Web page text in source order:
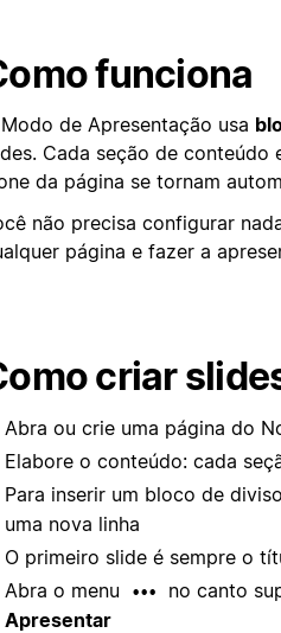
funciona
de Apresentação usa
Cada seção de
da página se tornam
não precisa configurar
página e fazer a
criar
Abra ou crie uma página do
Elabore o conteúdo: cada
Para inserir um bloco de
uma nova linha
O primeiro slide é sempre o
Abra o menu
•••
no canto
Apresentar